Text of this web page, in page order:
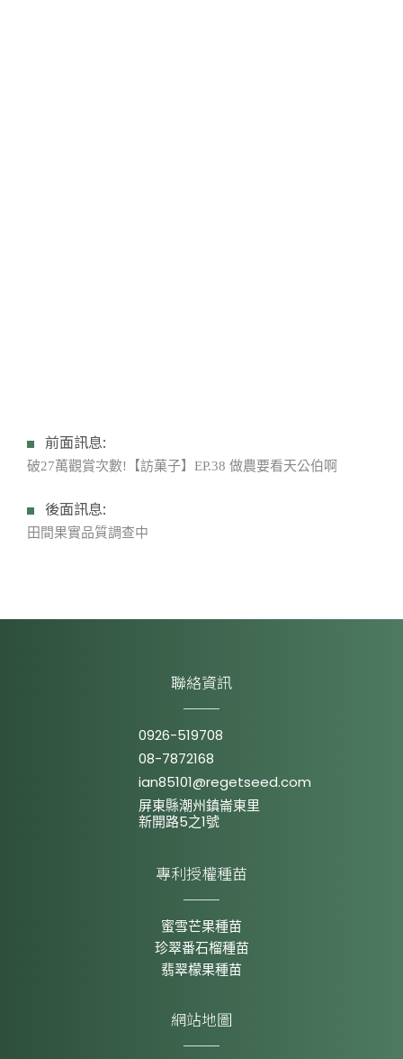
前面訊息:
破27萬觀賞次數!【訪菓子】EP.38 做農要看天公伯啊
後面訊息:
田間果實品質調查中
聯絡資訊
0926-519708
08-7872168
ian85101@regetseed.com
屏東縣潮州鎮崙東里
新開路5之1號
專利授權種苗
蜜雪芒果種苗
珍翠番石榴種苗
翡翠檬果種苗
網站地圖